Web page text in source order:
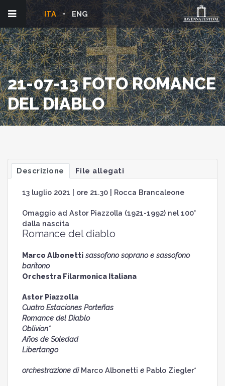
ENG
ITA
21-07-13 FOTO ROMANCE
DEL DIABLO
Descrizione File allegati
13 luglio 2021 | ore 21.30 | Rocca Brancaleone
Omaggio ad Astor Piazzolla (1921-1992) nel 100°
dalla nascita
Romance del diablo
Marco Albonettisassofono soprano e sassofono
baritono
Orchestra Filarmonica Italiana
Astor Piazzolla
Cuatro Estaciones Porteñas
Romance del Diablo
Oblivion*
Años de Soledad
Libertango
orchestrazione di Marco Albonetti e Pablo Ziegler*